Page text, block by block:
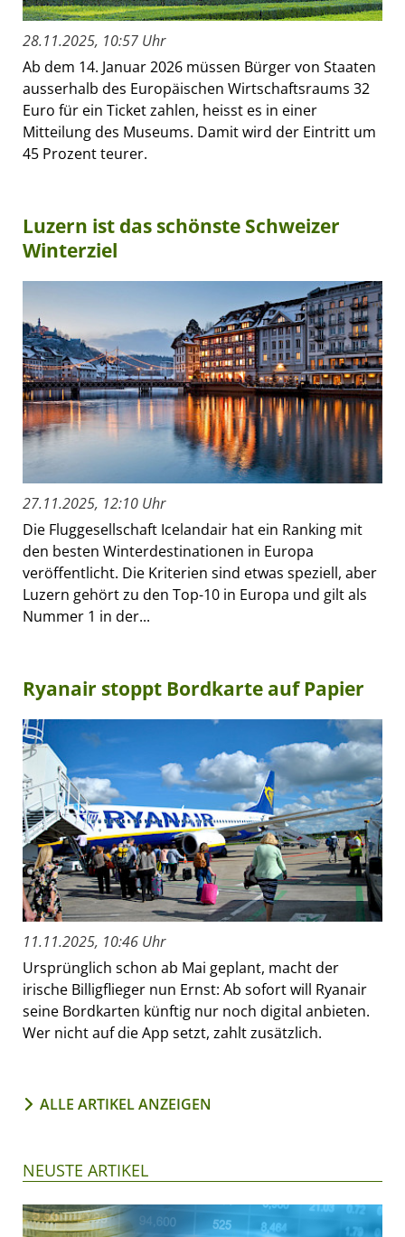
28.11.2025, 10:57 Uhr
Ab dem 14. Januar 2026 müssen Bürger von Staaten
ausserhalb des Europäischen Wirtschaftsraums 32
Euro für ein Ticket zahlen, heisst es in einer
Mitteilung des Museums. Damit wird der Eintritt um
45 Prozent teurer.
Luzern ist das schönste Schweizer
Winterziel
27.11.2025, 12:10 Uhr
Die Fluggesellschaft Icelandair hat ein Ranking mit
den besten Winterdestinationen in Europa
veröffentlicht. Die Kriterien sind etwas speziell, aber
Luzern gehört zu den Top-10 in Europa und gilt als
Nummer 1 in der...
Ryanair stoppt Bordkarte auf Papier
11.11.2025, 10:46 Uhr
Ursprünglich schon ab Mai geplant, macht der
irische Billigflieger nun Ernst: Ab sofort will Ryanair
seine Bordkarten künftig nur noch digital anbieten.
Wer nicht auf die App setzt, zahlt zusätzlich.
ALLE ARTIKEL ANZEIGEN
NEUSTE ARTIKEL